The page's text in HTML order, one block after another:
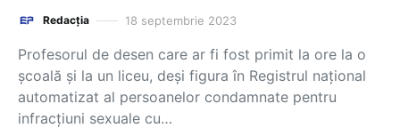
Redacția 18 septembrie 2023
Profesorul de desen care ar fi fost primit la ore la o
şcoală şi la un liceu, deşi figura în Registrul naţional
automatizat al persoanelor condamnate pentru
infracţiuni sexuale cu…